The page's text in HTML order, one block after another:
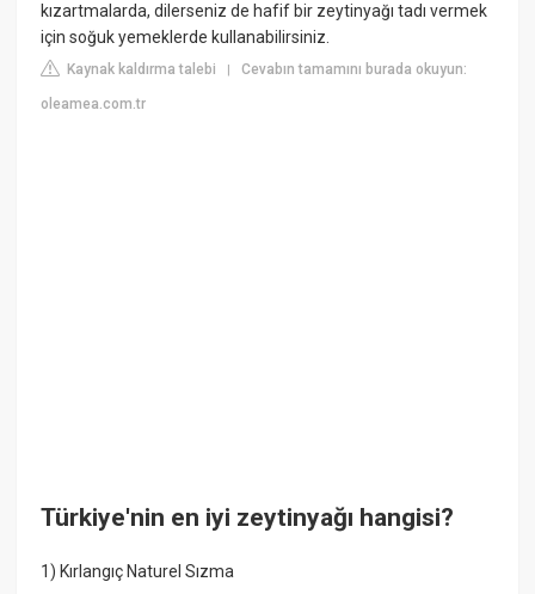
kızartmalarda, dilerseniz de hafif bir zeytinyağı tadı vermek
için soğuk yemeklerde kullanabilirsiniz.
Kaynak kaldırma talebi |Cevabın tamamını burada okuyun:
oleamea.com.tr
Türkiye'nin en iyi zeytinyağı hangisi?
1) Kırlangıç Naturel Sızma